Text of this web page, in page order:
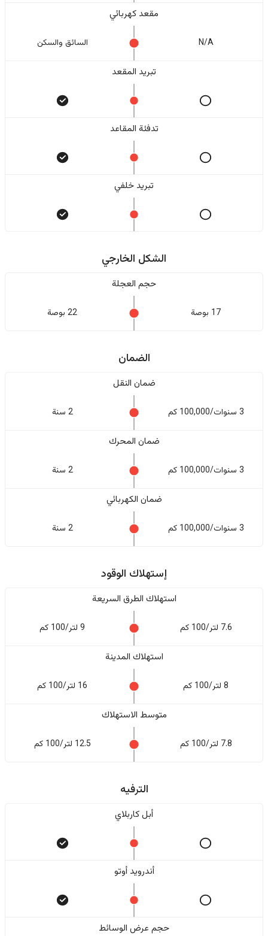
مقعد كهربائي
N/A السائق والسکن
تبريد المقعد
تدفئة المقاعد
تبريد خلفي
الشكل الخارجي
حجم العجلة
17 بوصة 22 بوصة
الضمان
ضمان النقل
3 سنوات/100,000 كم 2 سنة
ضمان المحرك
3 سنوات/100,000 كم 2 سنة
ضمان الكهربائي
3 سنوات/100,000 كم 2 سنة
إستهلاك الوقود
استهلاك الطرق السريعة
7.6 لتر/100 كم 9 لتر/100 كم
استهلاك المدينة
8 لتر/100 كم 16 لتر/100 كم
متوسط الاستهلاك
7.8 لتر/100 كم 12.5 لتر/100 كم
الترفيه
أبل كاربلاي
أندرويد أوتو
حجم عرض الوسائط